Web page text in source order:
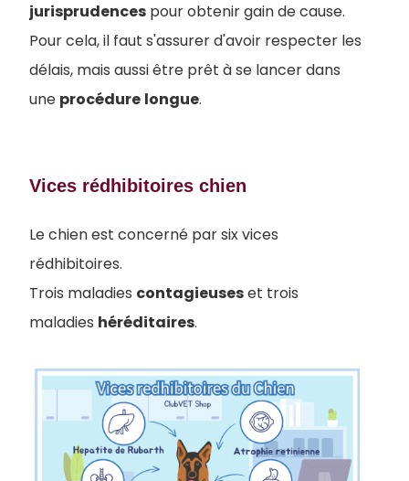
jurisprudences pour obtenir gain de cause.
Pour cela, il faut s'assurer d'avoir respecter les
délais, mais aussi être prêt à se lancer dans
une procédure longue.
Vices rédhibitoires chien
Le chien est concerné par six vices
rédhibitoires.
Trois maladies contagieuseset trois
maladies héréditaires.